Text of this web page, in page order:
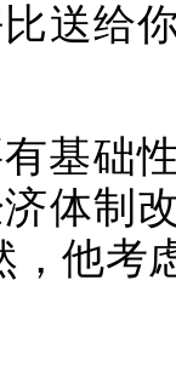
送给
基础
体制
，他考